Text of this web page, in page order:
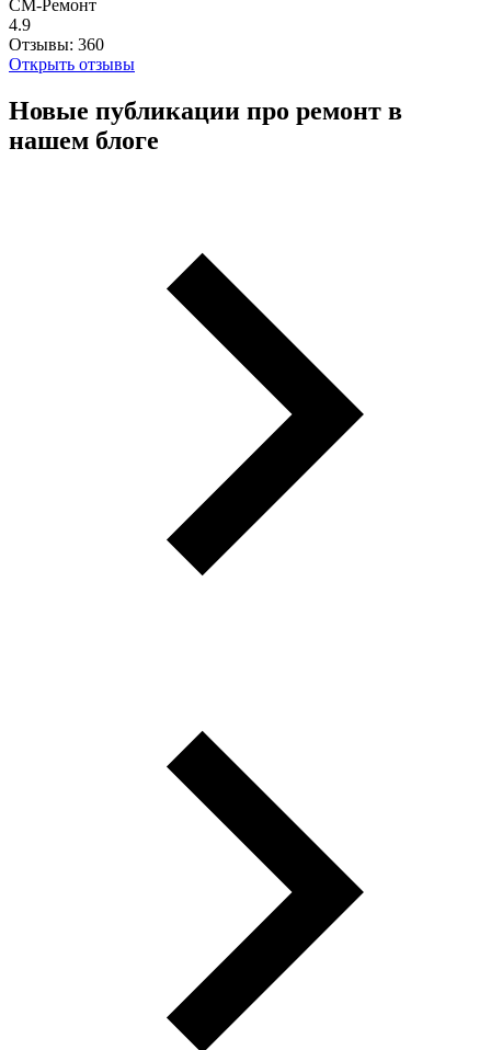
СМ-Ремонт
4.9
Отзывы: 360
Открыть отзывы
Новые публикации про ремонт в
нашем блоге